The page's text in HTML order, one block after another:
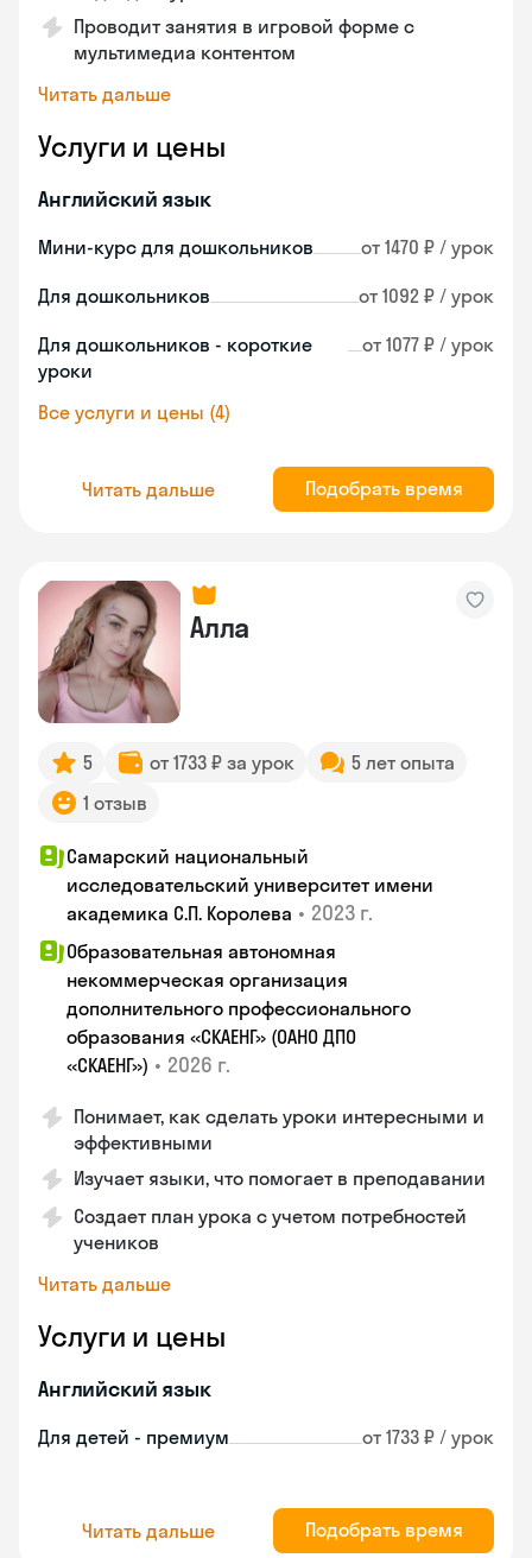
Проводит занятия в игровой форме с
мультимедиа контентом
Читать дальше
Услуги и цены
Английский язык
Мини-курс для дошкольников от 1470 ₽ / урок
Для дошкольников от 1092 ₽ / урок
Для дошкольников - короткие
уроки
от 1077 ₽ / урок
Все услуги и цены (4)
Читать дальше Подобрать время
Алла
5 от 1733 ₽ за урок
5 лет опыта
1 отзыв
Самарский национальный
исследовательский университет имени
академика С.П. Королева • 2023 г.
Образовательная автономная
некоммерческая организация
дополнительного профессионального
образования «СКАЕНГ» (ОАНО ДПО
«СКАЕНГ») • 2026 г.
Понимает, как сделать уроки интересными и
эффективными
Изучает языки, что помогает в преподавании
Создает план урока с учетом потребностей
учеников
Читать дальше
Услуги и цены
Английский язык
Для детей - премиум от 1733 ₽ / урок
Читать дальше Подобрать время